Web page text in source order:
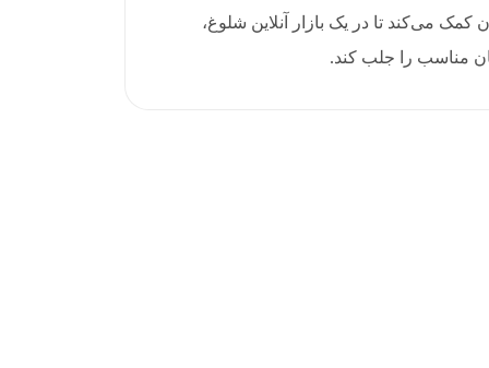
می‌کند تا در یک بازار آنلاین شلوغ،
مناسب را جلب کند.